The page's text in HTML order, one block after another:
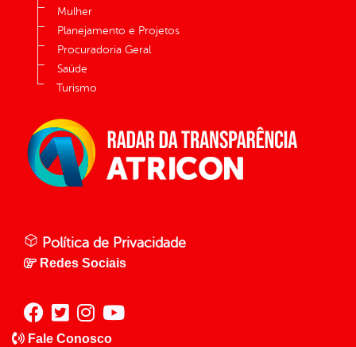
Mulher
Planejamento e Projetos
Procuradoria Geral
Saúde
Turismo
Política de Privacidade
Redes Sociais
Fale Conosco